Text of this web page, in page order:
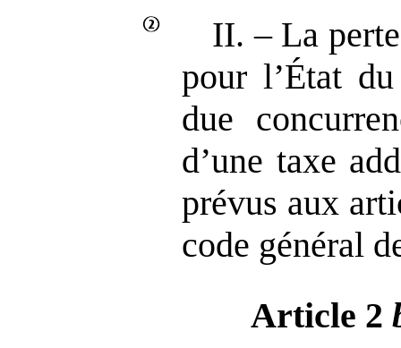
II. – La
pour l’État
due
d’une taxe
prévus aux
code général
Article 2